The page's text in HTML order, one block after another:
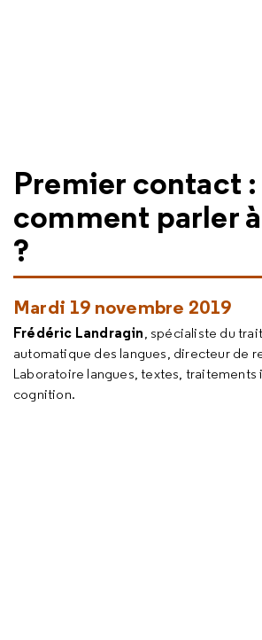
Premier contact :
comment parler
?
Mardi 19 novembre 2019
Frédéric Landragin, spécialiste du
automatique des langues, directeur de
Laboratoire langues, textes,
cognition.